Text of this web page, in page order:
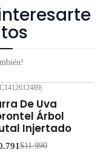
De Uva
Árbol
Injertado
$11.990